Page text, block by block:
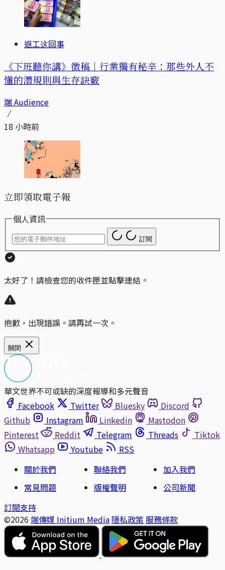
返工这回事
《下班聽你講》徵稿｜行業獨有秘辛：那些外人不
懂的潛規則與生存訣竅
端 Audience
18 小時前
立即領取電子報
個人資訊
訂閱
太好了！請檢查您的收件匣並點擊連結。
抱歉，出現錯誤。請再試一次。
關閉
華文世界不可或缺的深度報導和多元聲音
Facebook
Twitter Bluesky
Discord
Github
Instagram Linkedin
Mastodon
Pinterest
Reddit Telegram Threads
Tiktok
Whatsapp
Youtube
RSS
關於我們
聯絡我們
加入我們
常見問題
版權聲明
公司新聞
訂閱支持
©2026 端傳媒 Initium Media 隱私政策 服務條款